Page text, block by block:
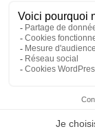
force
Pearl Harbor
7 décembre
profondément
monde. La
les différents
navire. Ici, le
lit, on se
expérience
Musées,
cuirassé